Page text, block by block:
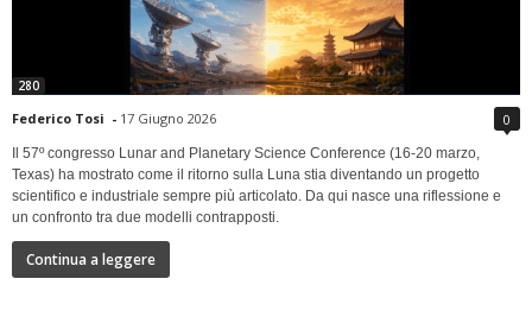
280
Federico Tosi - 17 Giugno 2026 0
Il 57º congresso Lunar and Planetary Science Conference (16-20 marzo,
Texas) ha mostrato come il ritorno sulla Luna stia diventando un progetto
scientifico e industriale sempre più articolato. Da qui nasce una riflessione e
un confronto tra due modelli contrapposti.
Continua a leggere